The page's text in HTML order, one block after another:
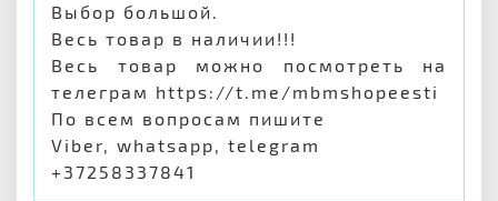
Выбор большой.
Весь товар в наличии!!!
Весь товар можно посмотреть на
телеграм https://t.me/mbmshopeesti
По всем вопросам пишите
Viber, whatsapp, telegram
+37258337841